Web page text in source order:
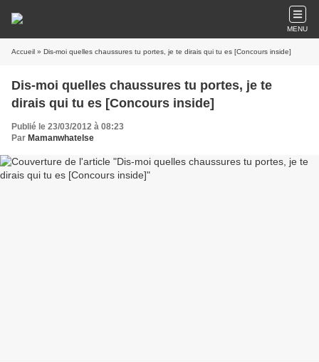
MENU
Accueil » Dis-moi quelles chaussures tu portes, je te dirais qui tu es [Concours inside]
Dis-moi quelles chaussures tu portes, je te
dirais qui tu es [Concours inside]
Publié le 23/03/2012 à 08:23
Par Mamanwhatelse